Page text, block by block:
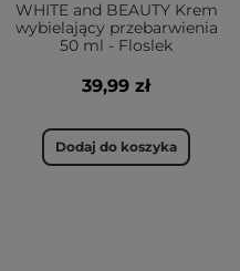
WHITE and BEAUTY Krem
wybielający przebarwienia
50 ml - Floslek
39,99 zł
Dodaj do koszyka